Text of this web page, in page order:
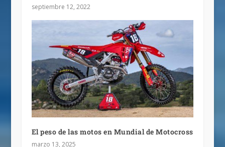
septiembre 12, 2022
El peso de las motos en Mundial de Motocross
marzo 13, 2025